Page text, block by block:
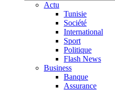
Actu
Tunisie
Société
International
Sport
Politique
Flash News
Business
Banque
Assurance